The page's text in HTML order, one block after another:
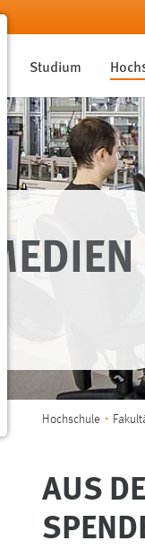
Studium
Sie sind hier:
Hochschule
AUS